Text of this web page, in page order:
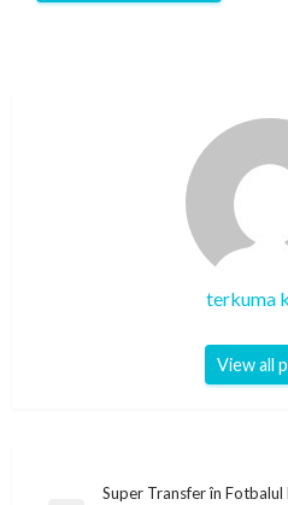
terkuma
View all
Super Transfer în Fotbalul